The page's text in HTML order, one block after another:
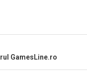
GamesLine.ro